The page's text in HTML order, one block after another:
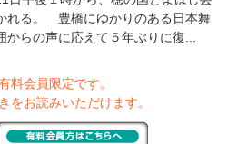
れる。 豊橋にゆかりのある日本舞
らの声に応えて５年ぶりに復...
料会員限定です。
をお読みいただけます。